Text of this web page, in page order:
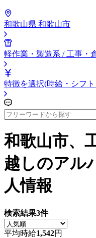
和歌山県 和歌山市
軽作業・製造系 / 工事・
特徴を選択(時給・シフ
和歌山市、
越しのアル
人情報
検索結果3件
平均時給1,542円